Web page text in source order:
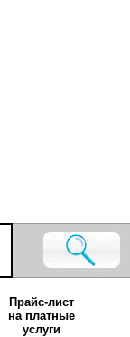
Прайс-лист
на платные
услуги